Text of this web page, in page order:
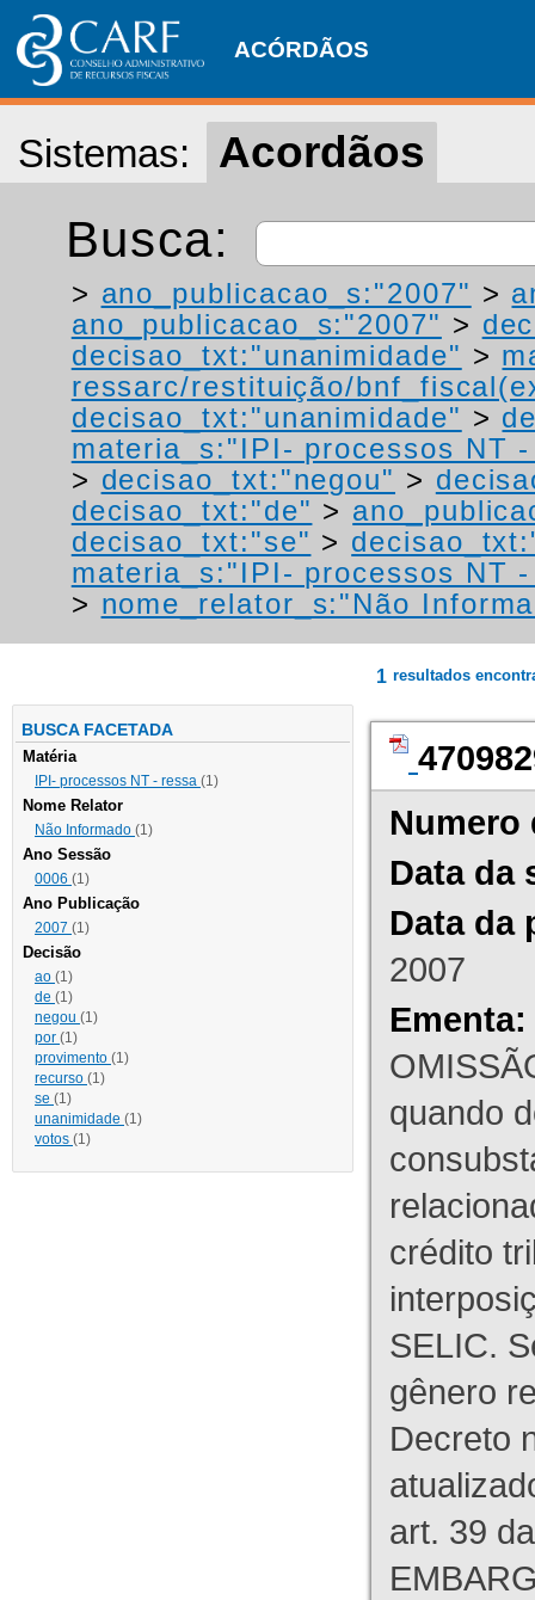
ACÓRDÃOS
Sistemas: Acordãos
Busca:
> ano_publicacao_s:"2007" >
ano_publicacao_s:"2007" >
decisao_txt:"unanimidade" >
ressarc/restituição/
decisao_txt:"unanimidade" >
materia_s:"IPI- processos NT
> decisao_txt:"negou" >
decisao_txt:"de" >
decisao_txt:"se" >
materia_s:"IPI- processos NT
> nome_relator_s:"Não
BUSCA FACETADA
Matéria
IPI- processos NT - ressa (1)
Nome Relator
Não Informado (1)
Ano Sessão
0006 (1)
Ano Publicação
2007 (1)
Decisão
ao (1)
de (1)
negou (1)
por (1)
provimento (1)
recurso (1)
se (1)
unanimidade (1)
votos (1)
1 resultados
Numero
Data da
Data da
2007
Ementa:
quando
crédito
SELIC.
gênero
Decreto
art. 39